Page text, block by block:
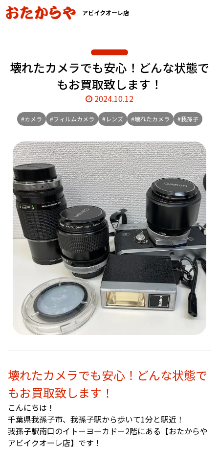
アビイクオーレ店
壊れたカメラでも安心！どんな状態で
もお買取致します！
2024.10.12
#カメラ #フィルムカメラ #レンズ #壊れたカメラ #我孫子
壊れたカメラでも安心！どんな状態で
もお買取致します！
こんにちは！
千葉県我孫子市、我孫子駅から歩いて1分と駅近！
我孫子駅南口のイトーヨーカドー2階にある【おたからや
アビイクオーレ店】です！